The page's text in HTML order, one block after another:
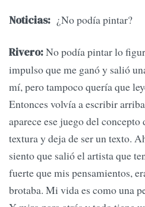
Noticias: ¿No podía pintar?
Rivero:No podía pintar lo
impulso que me ganó y salió
mí, pero tampoco quería que
Entonces volvía a escribir
aparece ese juego del
textura y deja de ser un texto.
siento que salió el artista que
fuerte que mis pensamientos,
brotaba. Mi vida es como una